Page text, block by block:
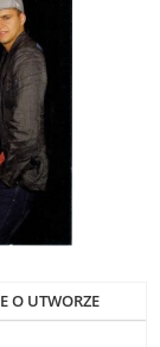
O UTWORZE